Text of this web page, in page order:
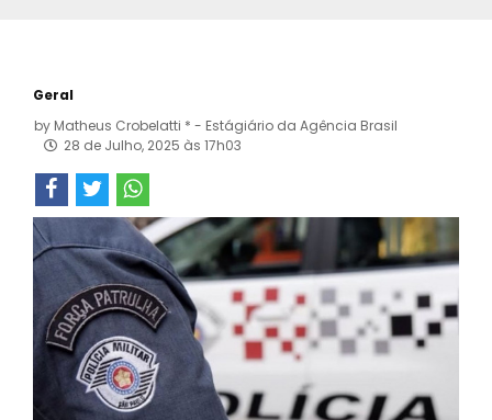
Geral
by Matheus Crobelatti * - Estágiário da Agência Brasil
28 de Julho, 2025 às 17h03